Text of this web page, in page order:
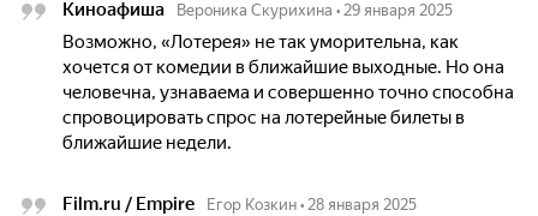
Киноафиша Вероника Скурихина • 29 января 2025
Возможно, «Лотерея» не так уморительна, как
хочется от комедии в ближайшие выходные. Но она
человечна, узнаваема и совершенно точно способна
спровоцировать спрос на лотерейные билеты в
ближайшие недели.
Film.ru / Empire Егор Козкин • 28 января 2025